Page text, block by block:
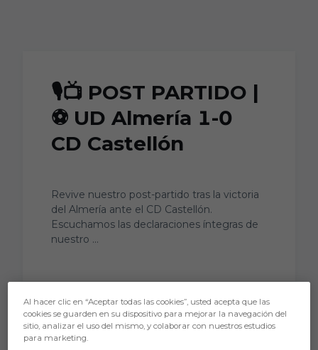
🎙️📺 POST PARTIDO |
⚽️ UD Almería 1-0
CD Castellón
Revive nuestro post-partido tras la victoria
del Almería ante el CD Castellón.
Escuchamos las declaraciones íntegras de
nuestro ...
Al hacer clic en “Aceptar todas las cookies”, usted acepta que las
cookies se guarden en su dispositivo para mejorar la navegación del
sitio, analizar el uso del mismo, y colaborar con nuestros estudios
para marketing.